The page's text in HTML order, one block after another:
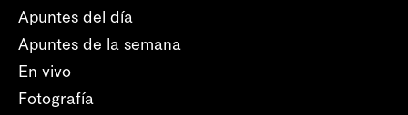
Apuntes del día
Apuntes de la semana
En vivo
Fotografía